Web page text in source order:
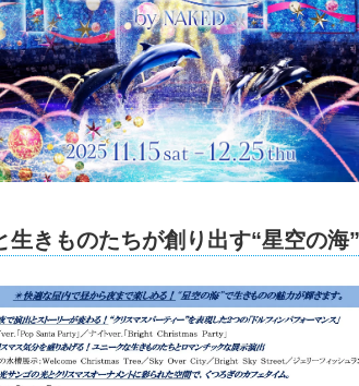
生きものたちが創り出す“星空の海